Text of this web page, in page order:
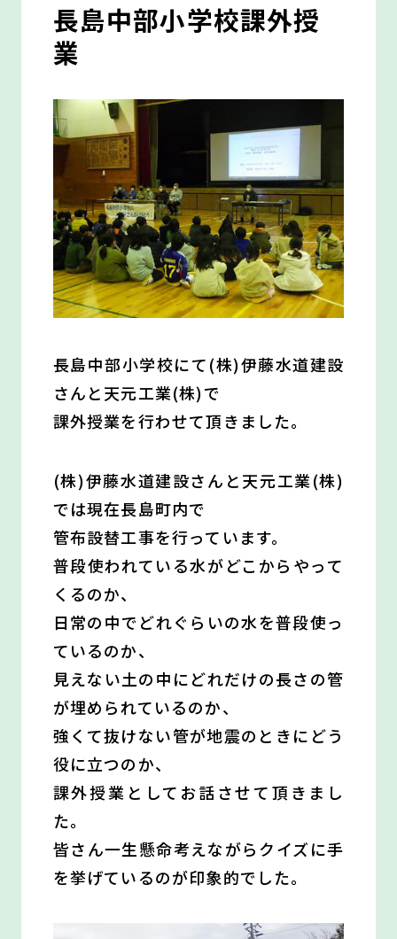
長島中部小学校課外授
業
長島中部小学校にて(株)伊藤水道建設
さんと天元工業(株)で
課外授業を行わせて頂きました。
(株)伊藤水道建設さんと天元工業(株)
では現在長島町内で
管布設替工事を行っています。
普段使われている水がどこからやって
くるのか、
日常の中でどれぐらいの水を普段使っ
ているのか、
見えない土の中にどれだけの長さの管
が埋められているのか、
強くて抜けない管が地震のときにどう
役に立つのか、
課外授業としてお話させて頂きまし
た。
皆さん一生懸命考えながらクイズに手
を挙げているのが印象的でした。